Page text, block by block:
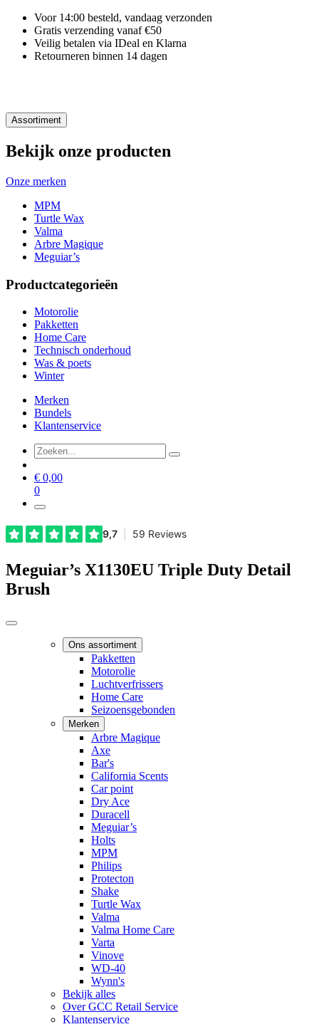
Voor 14:00 besteld, vandaag verzonden
Gratis verzending vanaf €50
Veilig betalen via IDeal en Klarna
Retourneren binnen 14 dagen
Assortiment
Bekijk onze producten
Onze merken
MPM
Turtle Wax
Valma
Arbre Magique
Meguiar’s
Productcategorieën
Motorolie
Pakketten
Home Care
Technisch onderhoud
Was & poets
Winter
Merken
Bundels
Klantenservice
€ 0,00
0
Meguiar’s X1130EU Triple Duty Detail
Brush
Ons assortiment
Pakketten
Motorolie
Luchtverfrissers
Home Care
Seizoensgebonden
Merken
Arbre Magique
Axe
Bar's
California Scents
Car point
Dry Ace
Duracell
Meguiar’s
Holts
MPM
Philips
Protecton
Shake
Turtle Wax
Valma
Valma Home Care
Varta
Vinove
WD-40
Wynn's
Bekijk alles
Over GCC Retail Service
Klantenservice